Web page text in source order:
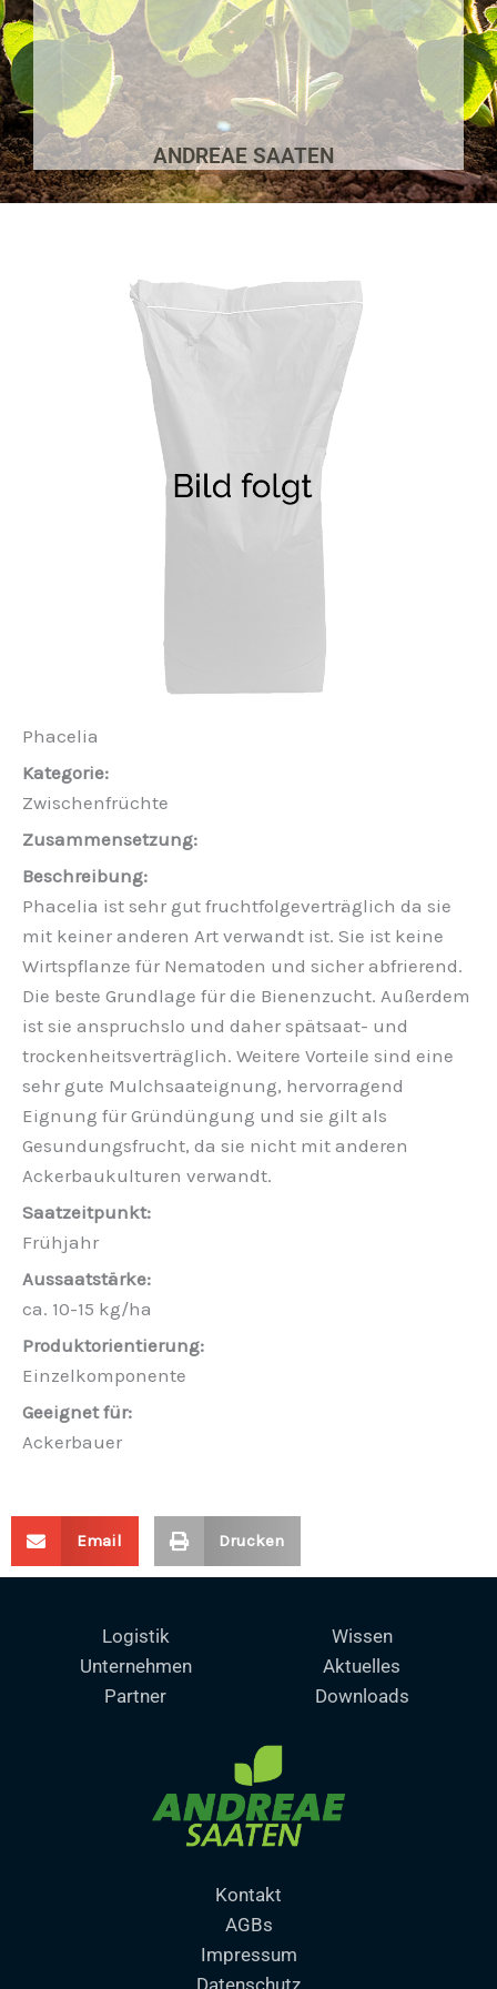
ANDREAE SAATEN
Phacelia
Zwischenfrüchte
Phacelia ist sehr gut fruchtfolgeverträglich da sie
mit keiner anderen Art verwandt ist. Sie ist keine
Wirtspflanze für Nematoden und sicher abfrierend.
Die beste Grundlage für die Bienenzucht. Außerdem
ist sie anspruchslo und daher spätsaat- und
trockenheitsverträglich. Weitere Vorteile sind eine
sehr gute Mulchsaateignung, hervorragend
Eignung für Gründüngung und sie gilt als
Gesundungsfrucht, da sie nicht mit anderen
Ackerbaukulturen verwandt.
Frühjahr
ca. 10-15 kg/ha
Einzelkomponente
Ackerbauer
Email Drucken
Logistik
Unternehmen
Partner
Wissen
Aktuelles
Downloads
Kontakt
AGBs
Impressum
Datenschutz